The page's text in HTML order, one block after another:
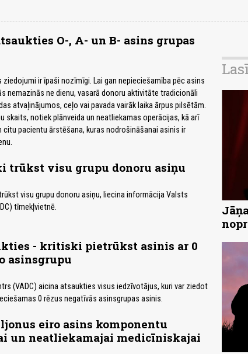
O-, A- un B- asins grupas
ir īpaši nozīmīgi. Lai gan nepieciešamība pēc asins
nemazinās ne dienu, vasarā donoru aktivitāte tradicionāli
atvaļinājumos, ceļo vai pavada vairāk laika ārpus pilsētām.
skaits, notiek plānveida un neatliekamas operācijas, kā arī
pacientu ārstēšana, kuras nodrošināšanai asinis ir
trūkst visu grupu donoru asiņu
visu grupu donoru asiņu, liecina informācija Valsts
tīmekļvietnē.
- kritiski pietrūkst asinis ar 0
asinsgrupu
(VADC) aicina atsaukties visus iedzīvotājus, kuri var ziedot
0 rēzus negatīvās asinsgrupas asinis.
eiro asins komponentu
un neatliekamajai medicīniskajai